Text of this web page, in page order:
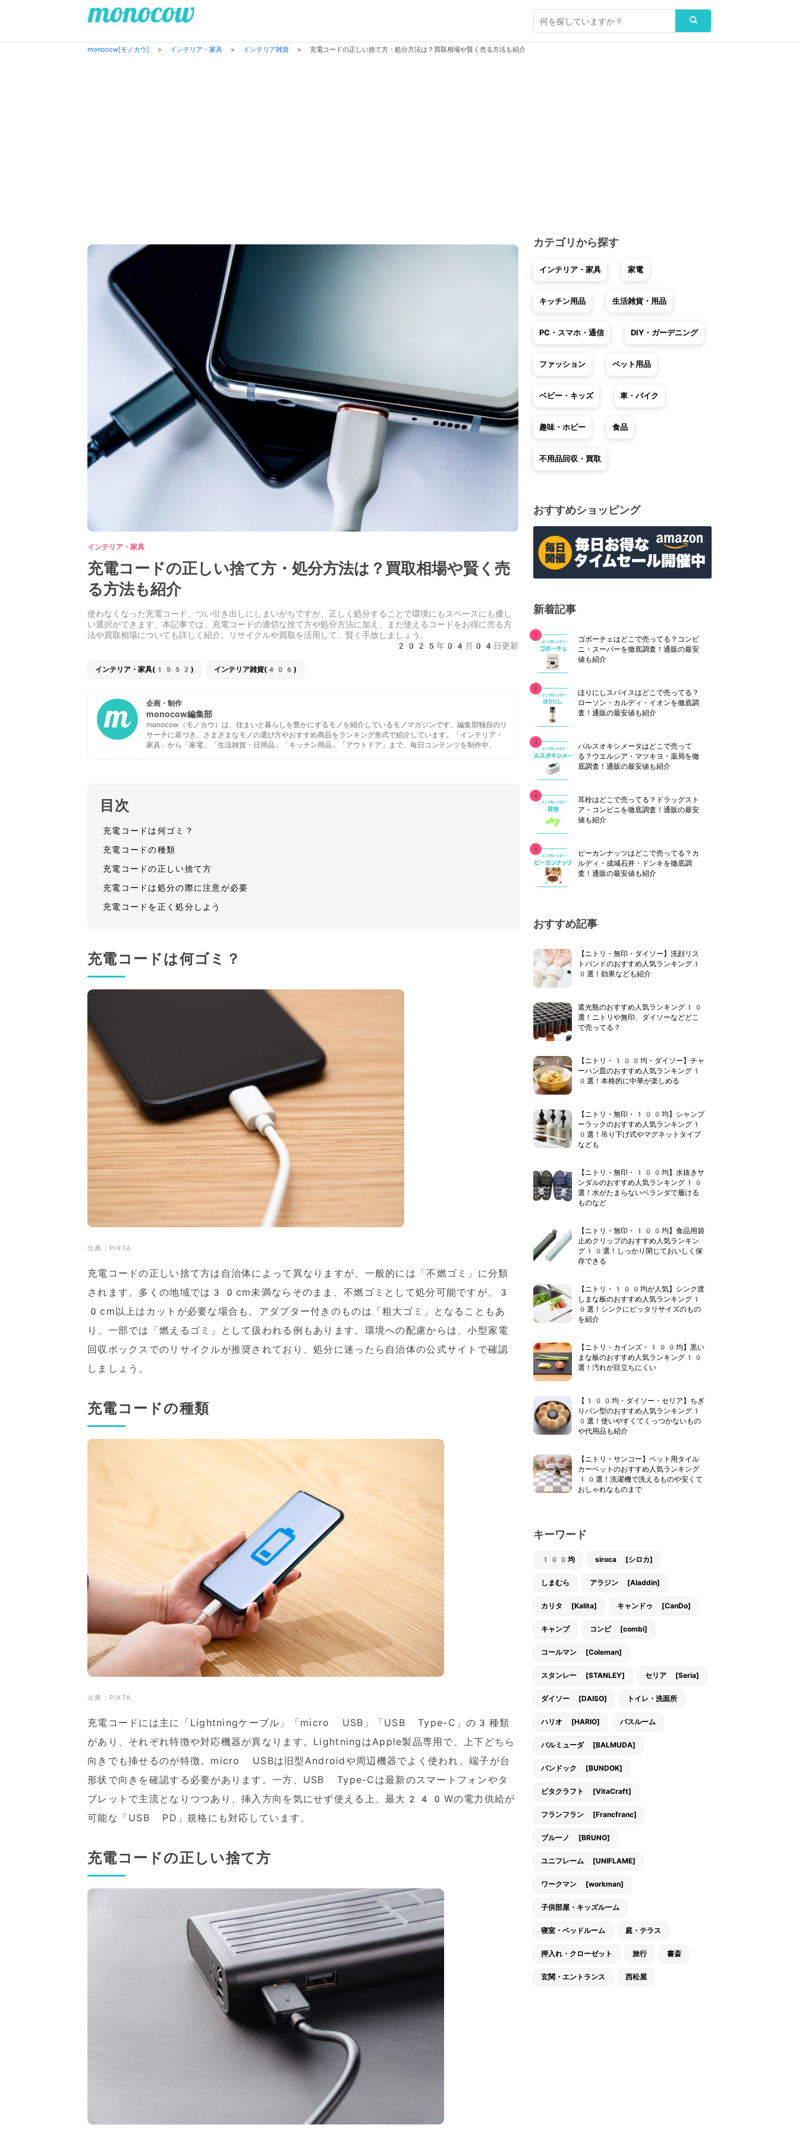
monocow[モノカウ] > インテリア・家具 > インテリア雑貨 > 充電コードの正しい捨て方・処分方法は？買取相場や賢く売る方法も紹介
インテリア・家具
充電コードの正しい捨て方・処分方法は？買取相場や賢く売
る方法も紹介
使わなくなった充電コード、つい引き出しにしまいがちですが、正しく処分することで環境にもスペースにも優し
い選択ができます。本記事では、充電コードの適切な捨て方や処分方法に加え、まだ使えるコードをお得に売る方
法や買取相場についても詳しく紹介。リサイクルや買取を活用して、賢く手放しましょう。
2025年04月04日更新
インテリア・家具(1552) インテリア雑貨(406)
企画・制作
monocow編集部
monocow（モノカウ）は、住まいと暮らしを豊かにするモノを紹介しているモノマガジンです。編集部独自のリ
サーチに基づき、さまざまなモノの選び方やおすすめ商品をランキング形式で紹介しています。「インテリア・
家具」から「家電」「生活雑貨・日用品」「キッチン用品」「アウトドア」まで、毎日コンテンツを制作中。
目次
充電コードは何ゴミ？
充電コードの種類
充電コードの正しい捨て方
充電コードは処分の際に注意が必要
充電コードを正く処分しよう
充電コードは何ゴミ？
出典；PIXTA
充電コードの正しい捨て方は自治体によって異なりますが、一般的には「不燃ゴミ」に分類
されます。多くの地域では30cm未満ならそのまま、不燃ゴミとして処分可能ですが、3
0cm以上はカットが必要な場合も。アダプター付きのものは「粗大ゴミ」となることもあ
り、一部では「燃えるゴミ」として扱われる例もあります。環境への配慮からは、小型家電
回収ボックスでのリサイクルが推奨されており、処分に迷ったら自治体の公式サイトで確認
しましょう。
充電コードの種類
出典；PIXTA
充電コードには主に「Lightningケーブル」「micro USB」「USB Type-C」の3種類
があり、それぞれ特徴や対応機器が異なります。LightningはApple製品専用で、上下どちら
向きでも挿せるのが特徴。micro USBは旧型Androidや周辺機器でよく使われ、端子が台
形状で向きを確認する必要があります。一方、USB Type-Cは最新のスマートフォンやタ
ブレットで主流となりつつあり、挿入方向を気にせず使える上、最大240Wの電力供給が
可能な「USB PD」規格にも対応しています。
充電コードの正しい捨て方
カテゴリから探す
インテリア・家具 家電
キッチン用品 生活雑貨・用品
PC・スマホ・通信 DIY・ガーデニング
ファッション ペット用品
ベビー・キッズ 車・バイク
趣味・ホビー 食品
不用品回収・買取
おすすめショッピング
新着記事
ゴボーチェはどこで売ってる？コンビ
ニ・スーパーを徹底調査！通販の最安
値も紹介
ほりにしスパイスはどこで売ってる？
ローソン・カルディ・イオンを徹底調
査！通販の最安値も紹介
パルスオキシメータはどこで売って
る？ウエルシア・マツキヨ・薬局を徹
底調査！通販の最安値も紹介
耳栓はどこで売ってる？ドラッグスト
ア・コンビニを徹底調査！通販の最安
値も紹介
ピーカンナッツはどこで売ってる？カ
ルディ・成城石井・ドンキを徹底調
査！通販の最安値も紹介
おすすめ記事
【ニトリ・無印・ダイソー】洗顔リス
トバンドのおすすめ人気ランキング1
0選！効果なども紹介
遮光瓶のおすすめ人気ランキング10
選！ニトリや無印、ダイソーなどどこ
で売ってる？
【ニトリ・100均・ダイソー】チャ
ーハン皿のおすすめ人気ランキング1
0選！本格的に中華が楽しめる
【ニトリ・無印・100均】シャンプ
ーラックのおすすめ人気ランキング1
0選！吊り下げ式やマグネットタイプ
なども
【ニトリ・無印・100均】水抜きサ
ンダルのおすすめ人気ランキング10
選！水がたまらないベランダで履ける
ものなど
【ニトリ・無印・100均】食品用袋
止めクリップのおすすめ人気ランキン
グ10選！しっかり閉じておいしく保
存できる
【ニトリ・100均が人気】シンク渡
しまな板のおすすめ人気ランキング1
0選！シンクにピッタリサイズのもの
を紹介
【ニトリ・カインズ・100均】黒い
まな板のおすすめ人気ランキング10
選！汚れが目立ちにくい
【100均・ダイソー・セリア】ちぎ
りパン型のおすすめ人気ランキング1
0選！使いやすくてくっつかないもの
や代用品も紹介
【ニトリ・サンコー】ペット用タイル
カーペットのおすすめ人気ランキング
10選！洗濯機で洗えるものや安くて
おしゃれなものまで
キーワード
100均 siroca [シロカ]
しまむら アラジン [Aladdin]
カリタ [Kalita] キャンドゥ [CanDo]
キャンプ コンビ [combi]
コールマン [Coleman]
スタンレー [STANLEY] セリア [Seria]
ダイソー [DAISO] トイレ・洗面所
ハリオ [HARIO] バスルーム
バルミューダ [BALMUDA]
バンドック [BUNDOK]
ビタクラフト [VitaCraft]
フランフラン [Francfranc]
ブルーノ [BRUNO]
ユニフレーム [UNIFLAME]
ワークマン [workman]
子供部屋・キッズルーム
寝室・ベッドルーム 庭・テラス
押入れ・クローゼット 旅行 書斎
玄関・エントランス 西松屋